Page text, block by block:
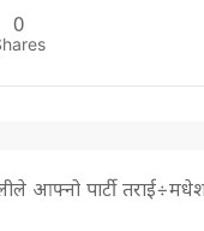
0
आफ्नो पार्टी